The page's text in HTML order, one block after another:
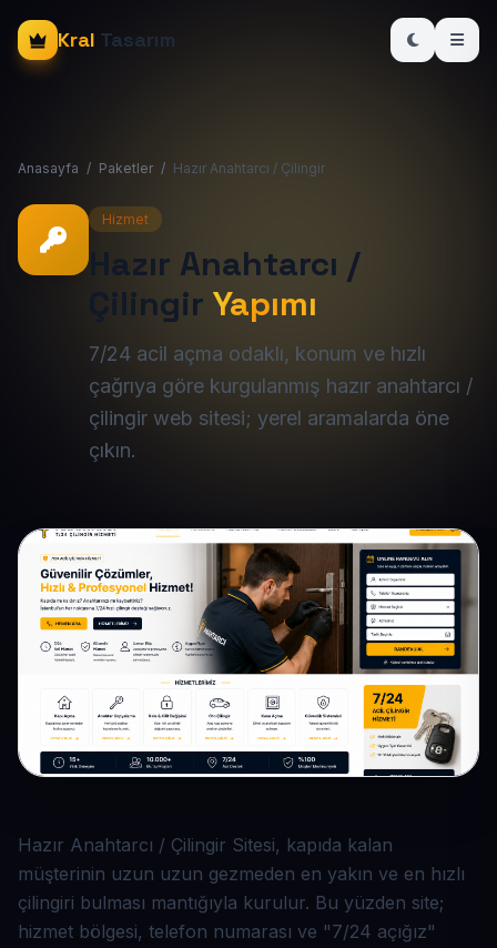
Kral Tasarım
Anasayfa / Paketler / Hazır Anahtarcı / Çilingir
Hizmet
Hazır Anahtarcı /
Çilingir Yapımı
7/24 acil açma odaklı, konum ve hızlı
çağrıya göre kurgulanmış hazır anahtarcı /
çilingir web sitesi; yerel aramalarda öne
çıkın.
Hazır Anahtarcı / Çilingir Sitesi, kapıda kalan
müşterinin uzun uzun gezmeden en yakın ve en hızlı
çilingiri bulması mantığıyla kurulur. Bu yüzden site;
hizmet bölgesi, telefon numarası ve "7/24 açığız"